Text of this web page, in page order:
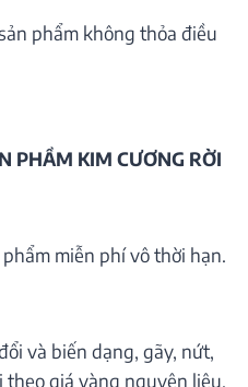
phẩm không thỏa điều
PHẦM KIM CƯƠNG RỜI
miễn phí vô thời hạn.
và biến dạng, gãy, nứt,
theo giá vàng nguyên liệu.